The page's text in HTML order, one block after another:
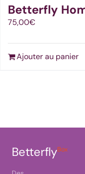
Betterfly
75,00€
Ajouter au panier
BetterflyBox